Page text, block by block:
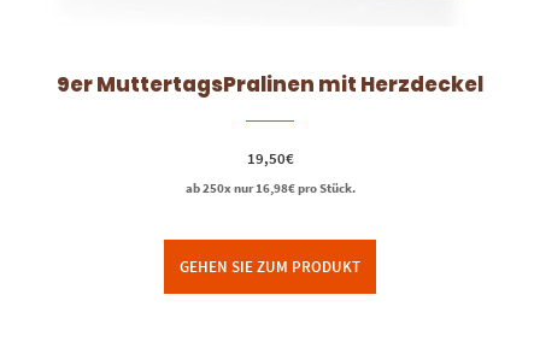
9er MuttertagsPralinen mit Herzdeckel
19,50€
ab 250x nur16,98€pro Stück.
GEHEN SIE ZUM PRODUKT